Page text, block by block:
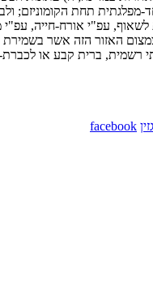
תחת הקומוניזם;
עפ"י אורח-חייה, עפ"י
צמצום האזור הזה אשר
רשמית, ברית קבע או
facebook